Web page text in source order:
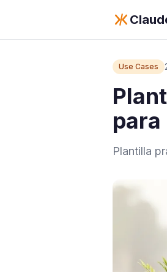
Use Cases
Plantilla